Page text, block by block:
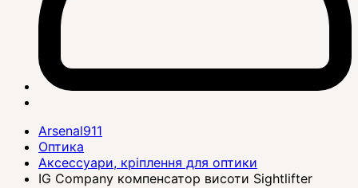
Arsenal911
Оптика
Аксессуари, кріплення для оптики
IG Company компенсатор висоти Sightlifter